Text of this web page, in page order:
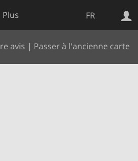
FR
Plus
avis | Passer à l'ancienne carte
Web